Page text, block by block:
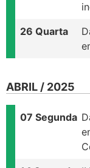
26 Quarta
ABRIL / 2025
07 Segunda